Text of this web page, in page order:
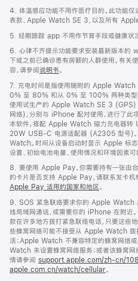
4. 体温感应功能不用作医疗目的。此功
表款、Apple Watch SE 3，以及所有
5. 经期跟踪 app 不用作节育手段或健康状
6. 心律不齐提示功能要求安装最新版本的
下或之前已确诊患有房颤的人群使用。有关
容，请参阅说明书。
7. 充电时间是指使用随附的 Apple
0% 至 80% 和从 0% 至 100% 两种类型
使用试生产的 Apple Watch SE 3
网络)，分别与 iPhone 配对使用，进行了此
本软件，搭配 Apple Watch 磁力充电器
20W USB-C 电源适配器 (A2305 型号)
Watch。时间从设备启动时显示 Apple 标志
设置、初始电池电量、使用情况和环境因素
8. 要使用 Apple Pay，你需要持有一张由
的卡片是否支持 Apple Pay，请联系发卡机
Apple Pay 适用的国家和地区 。
9. SOS 紧急联络要求你的 Apple Watch
线局域网通话，或需要你的 iPhone 在附
款在许多地方拨打紧急联络电话，只要这些
些蜂窝网络可能不接受从 Apple Watch
活；Apple Watch 不兼容特定的蜂窝网络
Watch 未设置蜂窝网络服务；或者该蜂窝
情请参阅 support.apple.com/zh-cn/
apple.com.cn/watch/cellular。